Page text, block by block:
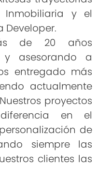
y el
Developer.
de 20 años
y asesorando a
entregado más
actualmente
proyectos
en el
de
siempre las
clientes las